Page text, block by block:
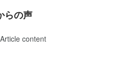
らの声